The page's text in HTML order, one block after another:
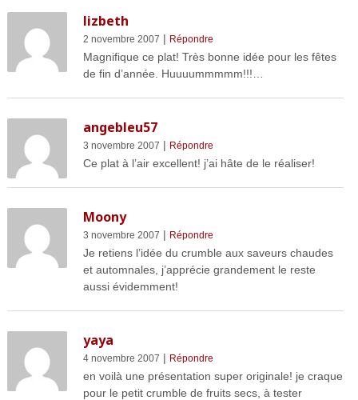
lizbeth
2 novembre 2007 | Répondre
Magnifique ce plat! Très bonne idée pour les fêtes
de fin d’année. Huuuummmmm!!!…
angebleu57
3 novembre 2007 | Répondre
Ce plat à l’air excellent! j’ai hâte de le réaliser!
Moony
3 novembre 2007 | Répondre
Je retiens l’idée du crumble aux saveurs chaudes
et automnales, j’apprécie grandement le reste
aussi évidemment!
yaya
4 novembre 2007 | Répondre
en voilà une présentation super originale! je craque
pour le petit crumble de fruits secs, à tester